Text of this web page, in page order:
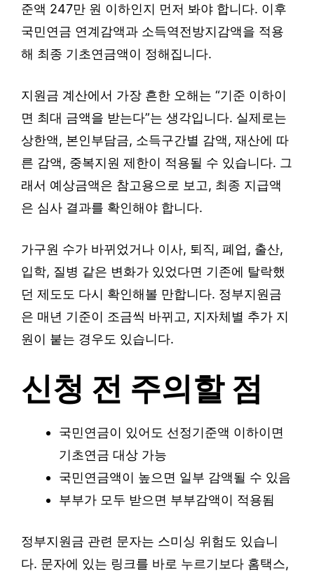
준액 247만 원 이하인지 먼저 봐야 합니다. 이후
국민연금 연계감액과 소득역전방지감액을 적용
해 최종 기초연금액이 정해집니다.
지원금 계산에서 가장 흔한 오해는 “기준 이하이
면 최대 금액을 받는다”는 생각입니다. 실제로는
상한액, 본인부담금, 소득구간별 감액, 재산에 따
른 감액, 중복지원 제한이 적용될 수 있습니다. 그
래서 예상금액은 참고용으로 보고, 최종 지급액
은 심사 결과를 확인해야 합니다.
가구원 수가 바뀌었거나 이사, 퇴직, 폐업, 출산,
입학, 질병 같은 변화가 있었다면 기존에 탈락했
던 제도도 다시 확인해볼 만합니다. 정부지원금
은 매년 기준이 조금씩 바뀌고, 지자체별 추가 지
원이 붙는 경우도 있습니다.
신청 전 주의할 점
국민연금이 있어도 선정기준액 이하이면
기초연금 대상 가능
국민연금액이 높으면 일부 감액될 수 있음
부부가 모두 받으면 부부감액이 적용됨
정부지원금 관련 문자는 스미싱 위험도 있습니
다. 문자에 있는 링크를 바로 누르기보다 홈택스,